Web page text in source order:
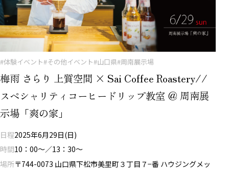
#体験イベント#その他イベント#山口県#周南展示場
梅雨 さらり 上質空間 × Sai Coffee Roastery//
スペシャリティコーヒードリップ教室 ＠ 周南展
示場「爽の家」
日程2025年6月29日(日)
時間10：00～／13：30～
場所〒744-0073 山口県下松市美里町３丁目７−番 ハウジングメッ